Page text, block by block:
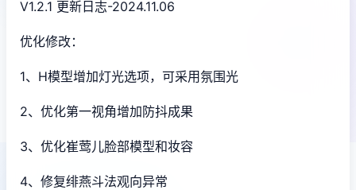
V1.2.1 更新日志-2024.11.06
优化修改：
1、H模型增加灯光选项，可采用氛围光
2、优化第一视角增加防抖成果
3、优化崔莺儿脸部模型和妆容
4、修复绯燕斗法观向异常